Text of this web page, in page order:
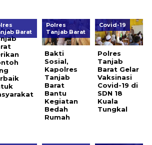
Barat
Polres
Tanjab Barat
Bakti
Sosial,
Kapolres
Tanjab
Barat
Bantu
Kegiatan
Bedah
Rumah
Covid-19
Polres
Tanjab
Barat Gelar
Vaksinasi
Covid-19 di
SDN 18
Kuala
Tungkal